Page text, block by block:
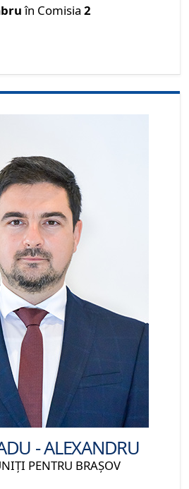
în Comisia 2
- ALEXANDRU
PENTRU BRAȘOV